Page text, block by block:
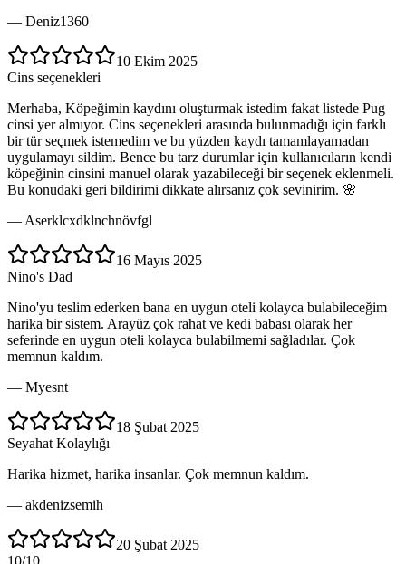
— Deniz1360
10 Ekim 2025
Cins seçenekleri
Merhaba, Köpeğimin kaydını oluşturmak istedim fakat listede Pug
cinsi yer almıyor. Cins seçenekleri arasında bulunmadığı için farklı
bir tür seçmek istemedim ve bu yüzden kaydı tamamlayamadan
uygulamayı sildim. Bence bu tarz durumlar için kullanıcıların kendi
köpeğinin cinsini manuel olarak yazabileceği bir seçenek eklenmeli.
Bu konudaki geri bildirimi dikkate alırsanız çok sevinirim. 🌸
— Aserklcxdklnchnövfgl
16 Mayıs 2025
Nino's Dad
Nino'yu teslim ederken bana en uygun oteli kolayca bulabileceğim
harika bir sistem. Arayüz çok rahat ve kedi babası olarak her
seferinde en uygun oteli kolayca bulabilmemi sağladılar. Çok
memnun kaldım.
— Myesnt
18 Şubat 2025
Seyahat Kolaylığı
Harika hizmet, harika insanlar. Çok memnun kaldım.
— akdenizsemih
20 Şubat 2025